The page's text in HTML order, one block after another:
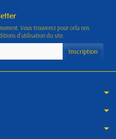
Vous trouverez pour cela nos
d'utilisation du site.